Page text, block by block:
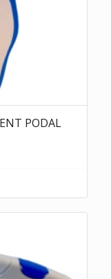
PODAL